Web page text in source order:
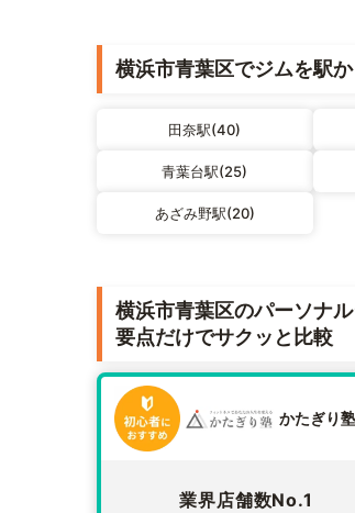
横浜市青葉区でジムを駅
田奈駅(40)
青葉台駅(25)
あざみ野駅(20)
横浜市青葉区のパーソナ
要点だけでサクッと比較
かたぎり塾
業界店舗数No.1